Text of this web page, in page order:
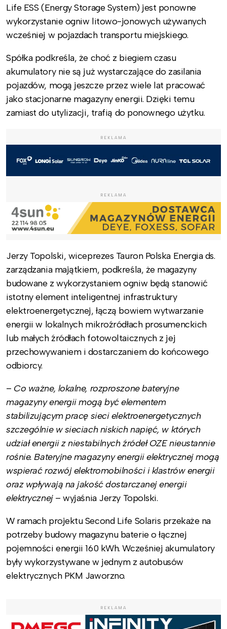
Life ESS (Energy Storage System) jest ponowne
wykorzystanie ogniw litowo-jonowych używanych
wcześniej w pojazdach transportu miejskiego.
Spółka podkreśla, że choć z biegiem czasu
akumulatory nie są już wystarczające do zasilania
pojazdów, mogą jeszcze przez wiele lat pracować
jako stacjonarne magazyny energii. Dzięki temu
zamiast do utylizacji, trafią do ponownego użytku.
REKLAMA
REKLAMA
Jerzy Topolski, wiceprezes Tauron Polska Energia ds.
zarządzania majątkiem, podkreśla, że magazyny
budowane z wykorzystaniem ogniw będą stanowić
istotny element inteligentnej infrastruktury
elektroenergetycznej, łączą bowiem wytwarzanie
energii w lokalnych mikroźródłach prosumenckich
lub małych źródłach fotowoltaicznych z jej
przechowywaniem i dostarczaniem do końcowego
odbiorcy.
– Co ważne, lokalne, rozproszone bateryjne
magazyny energii mogą być elementem
stabilizującym pracę sieci elektroenergetycznych
szczególnie w sieciach niskich napięć, w których
udział energii z niestabilnych źródeł OZE nieustannie
rośnie. Bateryjne magazyny energii elektrycznej mogą
wspierać rozwój elektromobilności i klastrów energii
oraz wpływają na jakość dostarczanej energii
elektrycznej– wyjaśnia Jerzy Topolski.
W ramach projektu Second Life Solaris przekaże na
potrzeby budowy magazynu baterie o łącznej
pojemności energii 160 kWh. Wcześniej akumulatory
były wykorzystywane w jednym z autobusów
elektrycznych PKM Jaworzno.
REKLAMA